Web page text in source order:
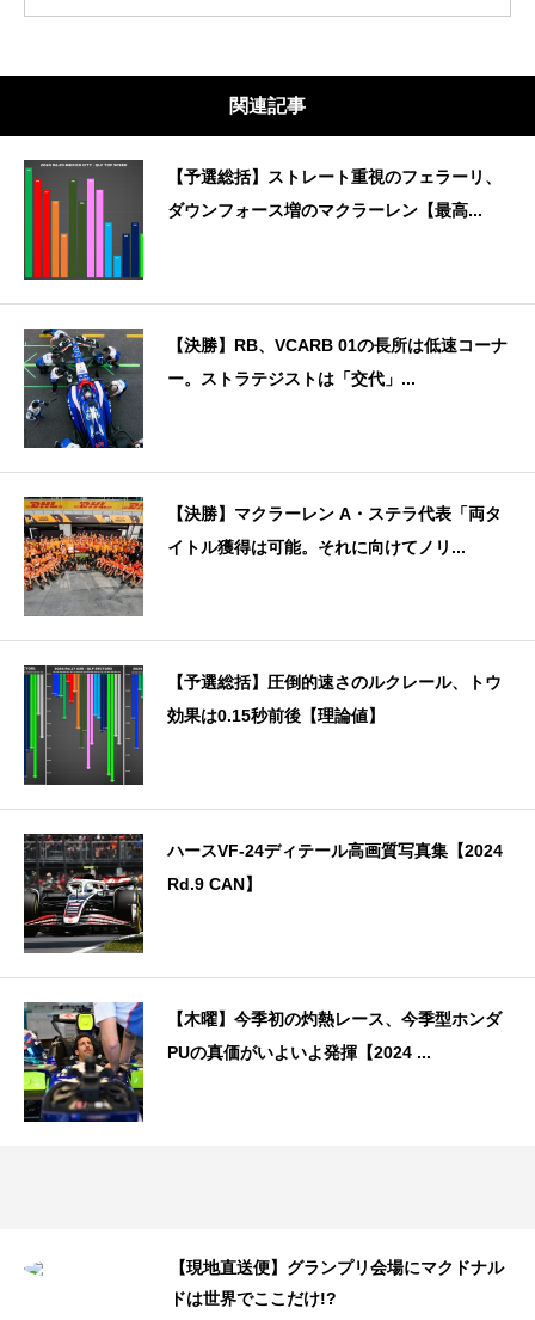
関連記事
【予選総括】ストレート重視のフェラーリ、
ダウンフォース増のマクラーレン【最高...
【決勝】RB、VCARB 01の長所は低速コーナ
ー。ストラテジストは「交代」...
【決勝】マクラーレン A・ステラ代表「両タ
イトル獲得は可能。それに向けてノリ...
【予選総括】圧倒的速さのルクレール、トウ
効果は0.15秒前後【理論値】
ハースVF-24ディテール高画質写真集【2024
Rd.9 CAN】
【木曜】今季初の灼熱レース、今季型ホンダ
PUの真価がいよいよ発揮【2024 ...
【現地直送便】グランプリ会場にマクドナル
ドは世界でここだけ!?